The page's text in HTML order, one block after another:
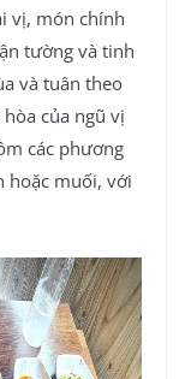
vị, món chính
tường và tinh
và tuân theo
của ngũ vị
các phương
hoặc muối, với